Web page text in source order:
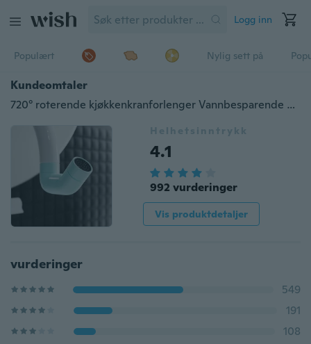
Logg inn
Populært Nylig sett på
Kundeomtaler
720° roterende kjøkkenkranforlenger Vannbesparende kran Munnstykkeadapter Universal sprutfilter Spray Baderomsvask tilbehør Kranadapter
Helhetsinntrykk
4.1
992 vurderinger
Vis produktdetaljer
vurderinger
549
191
108